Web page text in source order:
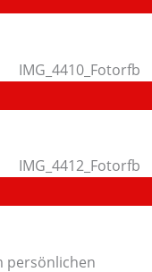
persönlichen